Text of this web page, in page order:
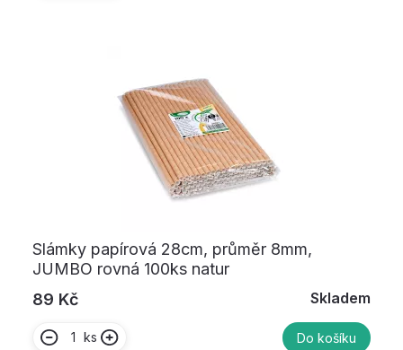
Slámky papírová 28cm, průměr 8mm,
JUMBO rovná 100ks natur
89 Kč
Skladem
ks Do košíku